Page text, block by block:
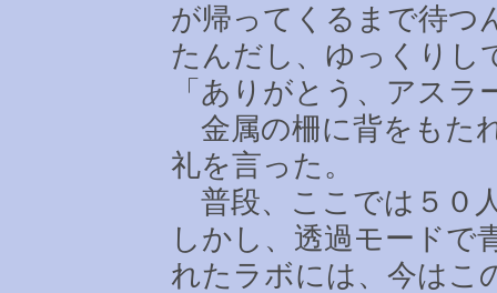
が帰ってくるまで待つ
たんだし、ゆっくりし
「ありがとう、アスラ
金属の柵に背をもた
礼を言った。
普段、ここでは５０
しかし、透過モードで
れたラボには、今はこ